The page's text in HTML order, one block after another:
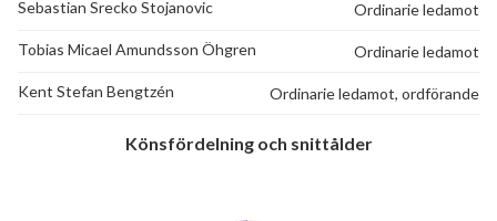
34
Sebastian Srecko Stojanovic Ordinarie ledamot
Tobias Micael Amundsson Öhgren Ordinarie ledamot
Kent Stefan Bengtzén Ordinarie ledamot, ordförande
Könsfördelning och snittålder